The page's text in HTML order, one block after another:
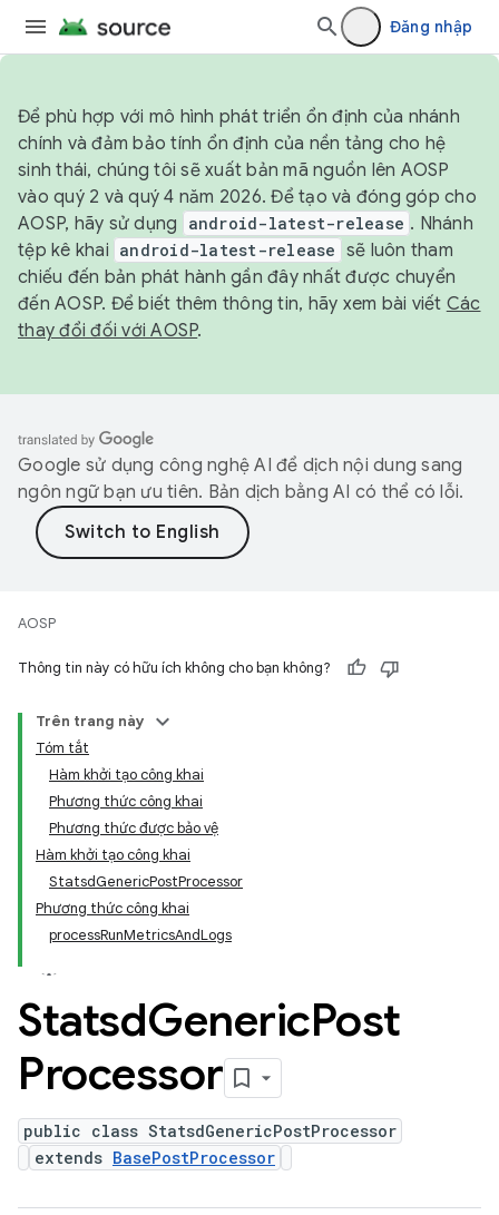
Đăng nhập
Để phù hợp với mô hình phát triển ổn định của nhánh
chính và đảm bảo tính ổn định của nền tảng cho hệ
sinh thái, chúng tôi sẽ xuất bản mã nguồn lên AOSP
vào quý 2 và quý 4 năm 2026. Để tạo và đóng góp cho
AOSP, hãy sử dụng
android-latest-release . Nhánh
tệp kê khai android-latest-release sẽ luôn tham
chiếu đến bản phát hành gần đây nhất được chuyển
đến AOSP. Để biết thêm thông tin, hãy xem bài viết Các
thay đổi đối với AOSP.
Google sử dụng công nghệ AI để dịch nội dung sang
ngôn ngữ bạn ưu tiên. Bản dịch bằng AI có thể có lỗi.
AOSP
Thông tin này có hữu ích không cho bạn không?
Trên trang này
Tóm tắt
Hàm khởi tạo công khai
Phương thức công khai
Phương thức được bảo vệ
Hàm khởi tạo công khai
StatsdGenericPostProcessor
Phương thức công khai
processRunMetricsAndLogs
StatsdGenericPost
Processor
public class StatsdGenericPostProcessor
extends BasePostProcessor